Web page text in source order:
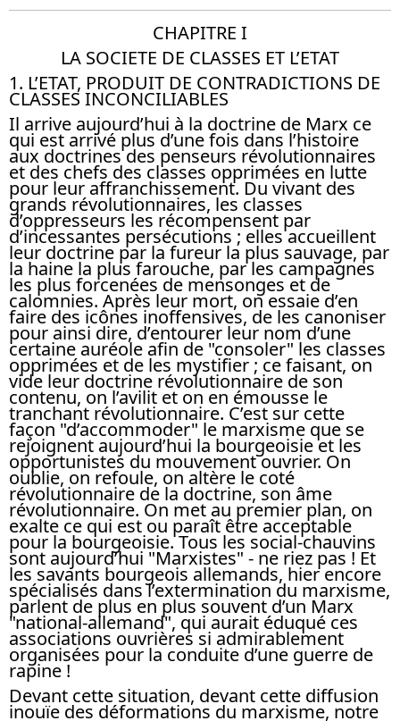
CHAPITRE I
LA SOCIETE DE CLASSES ET L’ETAT
1. L’ETAT, PRODUIT DE CONTRADICTIONS DE
CLASSES INCONCILIABLES
Il arrive aujourd’hui à la doctrine de Marx ce
qui est arrivé plus d’une fois dans l’histoire
aux doctrines des penseurs révolutionnaires
et des chefs des classes opprimées en lutte
pour leur affranchissement. Du vivant des
grands révolutionnaires, les classes
d’oppresseurs les récompensent par
d’incessantes persécutions ; elles accueillent
leur doctrine par la fureur la plus sauvage, par
la haine la plus farouche, par les campagnes
les plus forcenées de mensonges et de
calomnies. Après leur mort, on essaie d’en
faire des icônes inoffensives, de les canoniser
pour ainsi dire, d’entourer leur nom d’une
certaine auréole afin de "consoler" les classes
opprimées et de les mystifier ; ce faisant, on
vide leur doctrine révolutionnaire de son
contenu, on l’avilit et on en émousse le
tranchant révolutionnaire. C’est sur cette
façon "d’accommoder" le marxisme que se
rejoignent aujourd’hui la bourgeoisie et les
opportunistes du mouvement ouvrier. On
oublie, on refoule, on altère le coté
révolutionnaire de la doctrine, son âme
révolutionnaire. On met au premier plan, on
exalte ce qui est ou paraît être acceptable
pour la bourgeoisie. Tous les social-chauvins
sont aujourd’hui "Marxistes" - ne riez pas ! Et
les savants bourgeois allemands, hier encore
spécialisés dans l’extermination du marxisme,
parlent de plus en plus souvent d’un Marx
"national-allemand", qui aurait éduqué ces
associations ouvrières si admirablement
organisées pour la conduite d’une guerre de
rapine !
Devant cette situation, devant cette diffusion
inouïe des déformations du marxisme, notre